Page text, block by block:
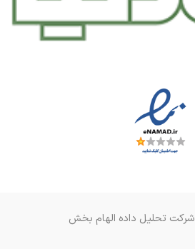
شرکت تحلیل داده الهام بخش